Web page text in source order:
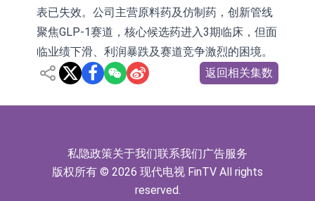
敏捷控股(00186.HK)涨+82.50%
化服务
嘉立创：公司主要提供EDA/CAM、
PCB、电子元器件等电子及机械产业
链一站式研发智造服务
工信部：鼓励民爆企业依法依规实施
重组整合
工信部：到2030年形成3-5家具有较
毕得医药(688073.CN)涨20.01%
表已失效。公司主营原料药及仿制药，创新管线
聚焦GLP-1赛道，核心候选药进入3期临床，但面
临业绩下滑、利润暴跌及赛道竞争激烈的困境。
返回相关集数
私隐政策关于我们联系我们广告服务
版权所有 © 2026 现代电视 FinTV All rights
reserved.